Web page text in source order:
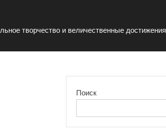
творчество и величественные достижения
Поиск